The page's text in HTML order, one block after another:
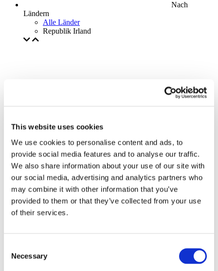
This website uses cookies
We use cookies to personalise content and ads, to
provide social media features and to analyse our traffic.
We also share information about your use of our site with
our social media, advertising and analytics partners who
may combine it with other information that you’ve
provided to them or that they’ve collected from your use
of their services.
Selection
Necessary
Nach
Ländern
Alle Länder
Republik Irland